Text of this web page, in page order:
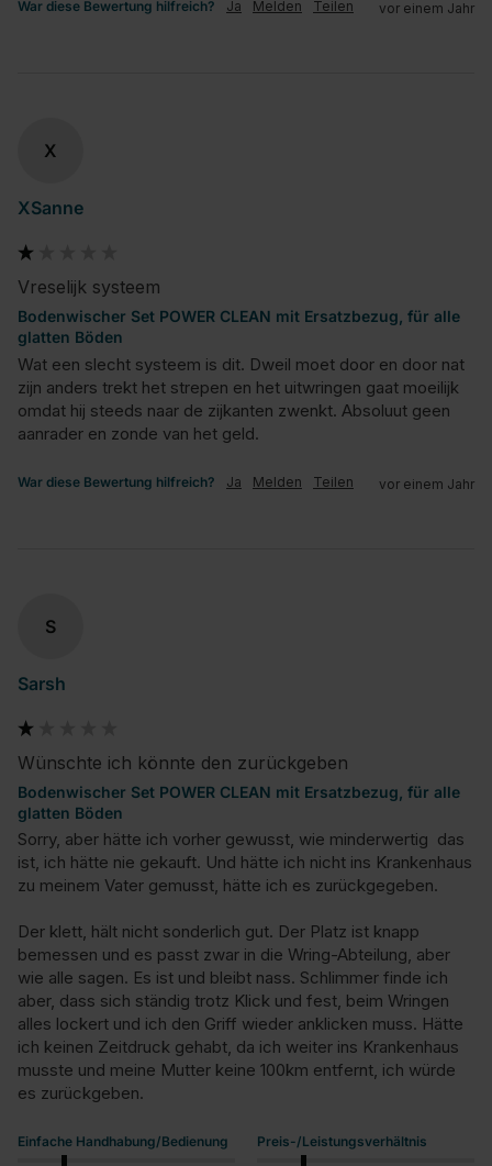
War diese Bewertung hilfreich? Ja Melden Teilen vor einem Jahr
X
XSanne
Vreselijk systeem
Bodenwischer Set POWER CLEAN mit Ersatzbezug, für alle
glatten Böden
Wat een slecht systeem is dit. Dweil moet door en door nat
zijn anders trekt het strepen en het uitwringen gaat moeilijk
omdat hij steeds naar de zijkanten zwenkt. Absoluut geen
aanrader en zonde van het geld.
War diese Bewertung hilfreich? Ja Melden Teilen vor einem Jahr
S
Sarsh
Wünschte ich könnte den zurückgeben
Bodenwischer Set POWER CLEAN mit Ersatzbezug, für alle
glatten Böden
Sorry, aber hätte ich vorher gewusst, wie minderwertig  das
ist, ich hätte nie gekauft. Und hätte ich nicht ins Krankenhaus
zu meinem Vater gemusst, hätte ich es zurückgegeben.
Der klett, hält nicht sonderlich gut. Der Platz ist knapp
bemessen und es passt zwar in die Wring-Abteilung, aber
wie alle sagen. Es ist und bleibt nass. Schlimmer finde ich
aber, dass sich ständig trotz Klick und fest, beim Wringen
alles lockert und ich den Griff wieder anklicken muss. Hätte
ich keinen Zeitdruck gehabt, da ich weiter ins Krankenhaus
musste und meine Mutter keine 100km entfernt, ich würde
es zurückgeben.
Einfache Handhabung/Bedienung Preis-/Leistungsverhältnis